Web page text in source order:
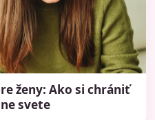
ženy: Ako si chrániť
svete